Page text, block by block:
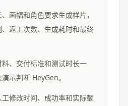
画幅和角色要求生成样片，
返工次数、生成耗时和最终
、交付标准和测试时长一
示判断 HeyGen。
修改时间、成功率和实际额